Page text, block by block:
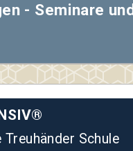
- Seminare und
Schule